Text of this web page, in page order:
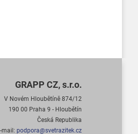
GRAPP CZ, s.r.o.
V Novém Hloubětíně 874/12
190 00 Praha 9 - Hloubětín
Česká Republika
mail: podpora@svetrazitek.cz